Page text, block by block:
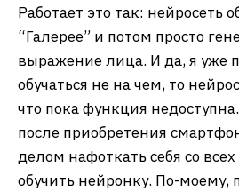
Работает это так: нейросеть
“Галерее” и потом просто
выражение лица. И да, я уже
обучаться не на чем, то
что пока функция
после приобретения
делом нафоткать себя со
обучить нейронку. По-моему,